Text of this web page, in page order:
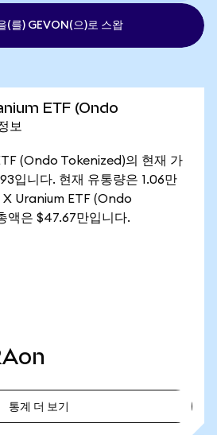
(를) GEVON(으)로 스왑
ETF (Ondo
보
(Ondo Tokenized)의 현재 가
입니다. 현재 유통량은 1.06만
Uranium ETF (Ondo
액은 $47.67만입니다.
통계 더 보기